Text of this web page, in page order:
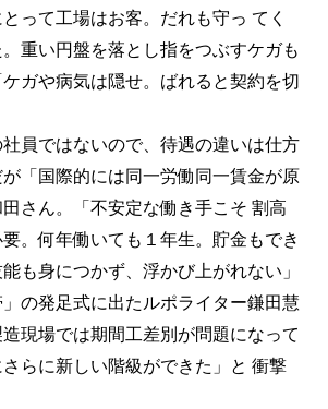
って工場はお客。だれも守っ てく
重い円盤を落とし指をつぶすケガも
ガや病気は隠せ。ばれると契約を切
員ではないので、待遇の違いは仕方
「国際的には同一労働同一賃金が原
さん。「不安定な働き手こそ 割高
。何年働いても１年生。貯金もでき
も身につかず、浮かび上がれない」
の発足式に出たルポライター鎌田慧
現場では期間工差別が問題になって
らに新しい階級ができた」と 衝撃